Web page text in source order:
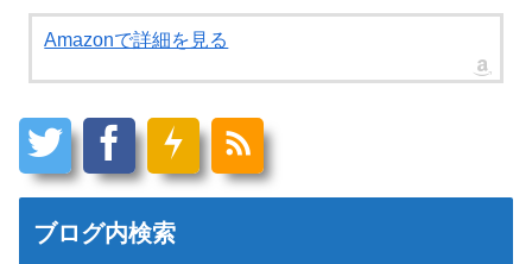
Amazonで詳細を見る
ブログ内検索